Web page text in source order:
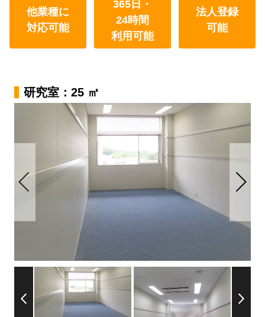
他業種に
対応可能
365日・
24時間
利用可能
法人登録
可能
研究室：25 ㎡